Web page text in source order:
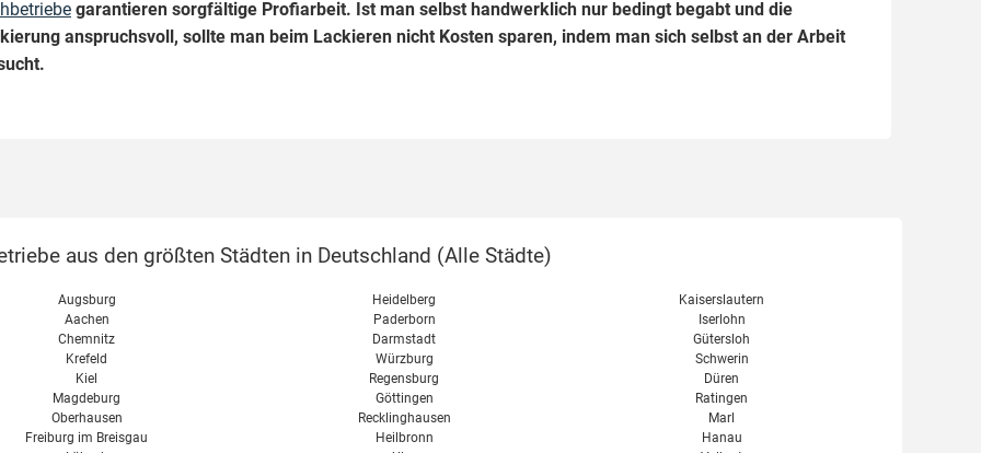
garantieren sorgfältige Profiarbeit. Ist man selbst handwerklich nur bedingt begabt und die
anspruchsvoll, sollte man beim Lackieren nicht Kosten sparen, indem man sich selbst an der Arbeit
aus den größten Städten in Deutschland (Alle Städte)
Augsburg
Aachen
Chemnitz
Krefeld
Kiel
Magdeburg
Oberhausen
Freiburg im Breisgau
Heidelberg
Paderborn
Darmstadt
Würzburg
Regensburg
Göttingen
Recklinghausen
Heilbronn
Kaiserslautern
Iserlohn
Gütersloh
Schwerin
Düren
Ratingen
Marl
Hanau